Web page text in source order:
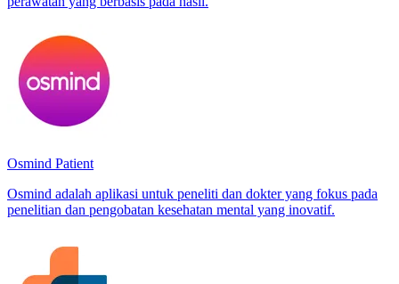
Osmind Patient
Osmind adalah aplikasi untuk peneliti dan dokter yang fokus pada
penelitian dan pengobatan kesehatan mental yang inovatif.